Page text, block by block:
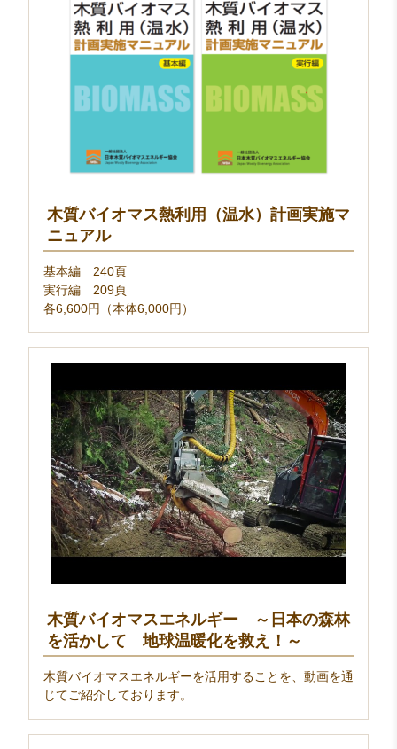
木質バイオマス熱利用（温水）計画実施マ
ニュアル
基本編 240頁
実行編 209頁
各6,600円（本体6,000円）
木質バイオマスエネルギー ～日本の森林
を活かして 地球温暖化を救え！～
木質バイオマスエネルギーを活用することを、動画を通
じてご紹介しております。